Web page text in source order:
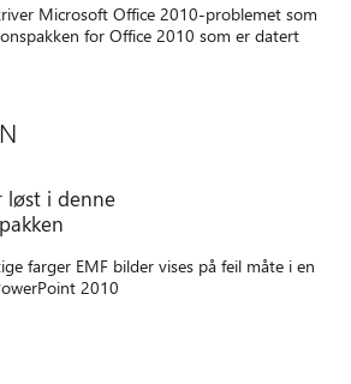
Microsoft Office 2010-problemet som
for Office 2010 som er datert
løst i denne
farger EMF bilder vises på feil måte i en
2010